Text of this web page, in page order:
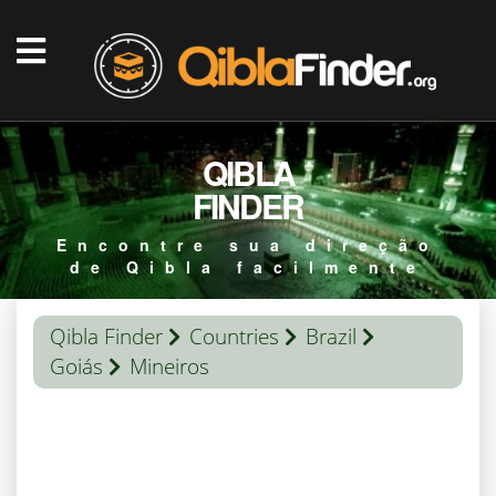
QIBLA
FINDER
Encontre sua direção
de Qibla facilmente
Qibla Finder Countries
Brazil
Goiás
Mineiros